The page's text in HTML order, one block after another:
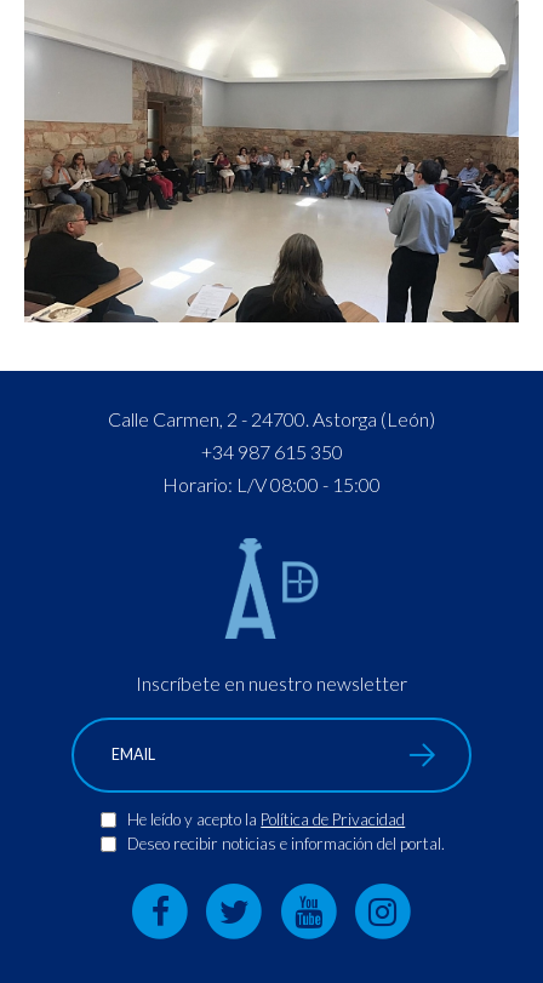
Calle Carmen, 2 - 24700. Astorga (León)
+34 987 615 350
Horario: L/V 08:00 - 15:00
Inscríbete en nuestro newsletter
He leído y acepto la Política de Privacidad
Deseo recibir noticias e información del portal.